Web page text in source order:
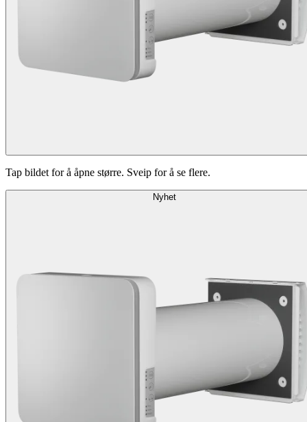
Tap bildet for å åpne større. Sveip for å se flere.
Nyhet